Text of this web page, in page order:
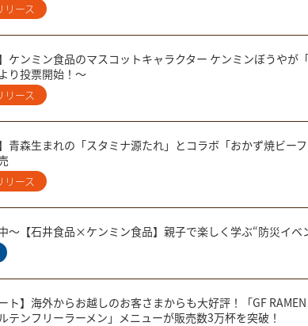
リース
】ケンミン食品のマスコットキャラクター ケンミンぼうやが
り投票開始！～
リース
青森生まれの「スタミナ源たれ」とコラボ「おかず焼ビー
リース
～【石井食品×ケンミン食品】親子で楽しく学ぶ“防災イベ
ト】海外からお越しのお客さまからも大好評！「GF
テンフリーラーメン」メニューが販売数3万杯を突破！